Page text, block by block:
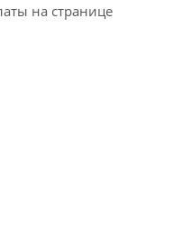
на странице